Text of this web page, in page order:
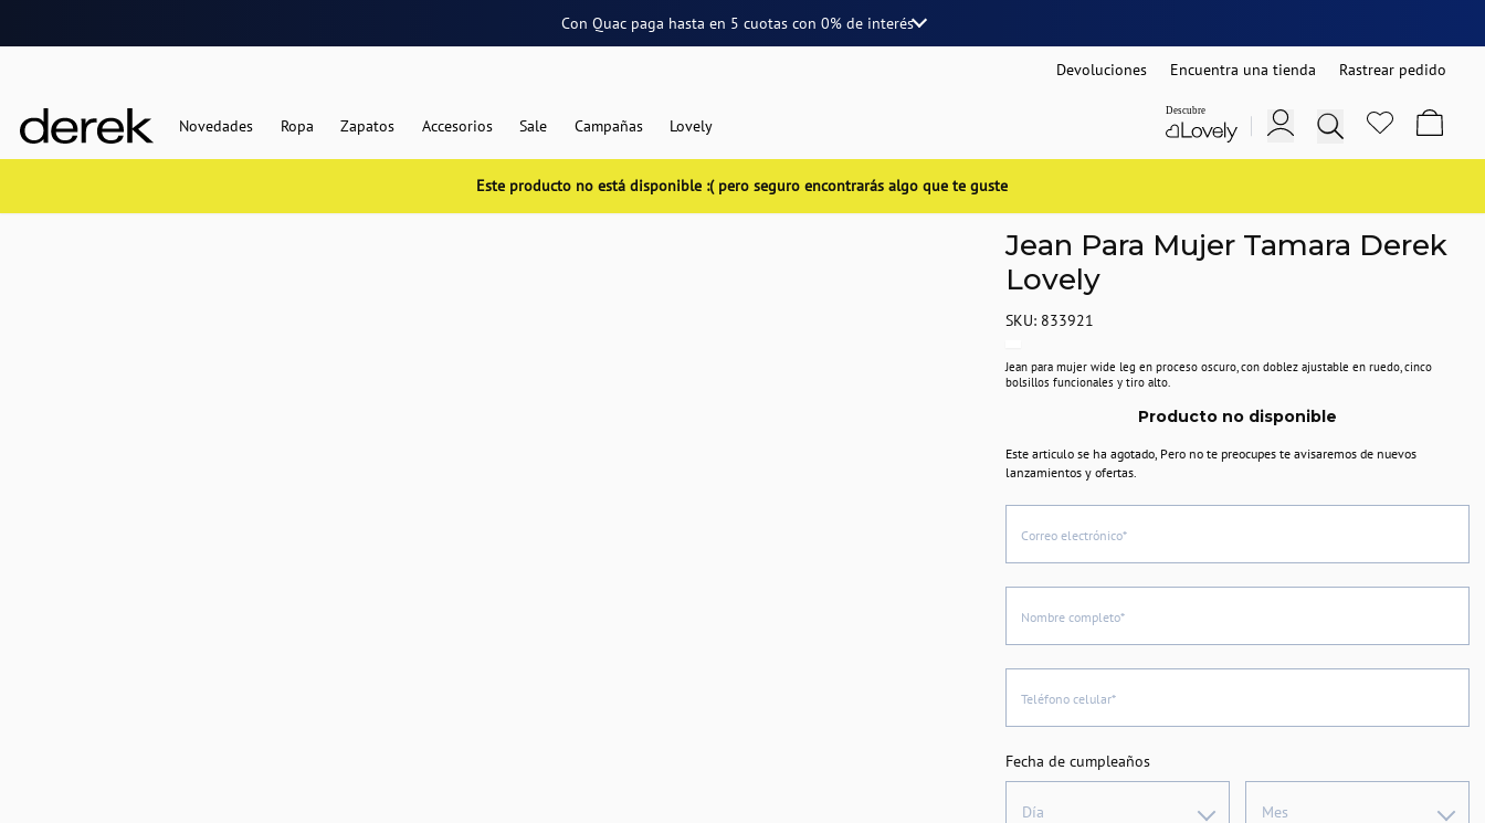
Con Quac paga hasta en 5 cuotascon 0% de interés
Devoluciones Encuentra una tienda Rastrear pedido
Novedades Ropa Zapatos Accesorios Sale Campañas Lovely
Este producto no está disponible :( pero seguro encontrarás algo que te guste
Jean Para Mujer Tamara Derek
Lovely
SKU: 833921
Jean para mujer wide leg en proceso oscuro, con doblez ajustable en ruedo, cinco
bolsillos funcionales y tiro alto.
Producto no disponible
Este articulo se ha agotado, Pero no te preocupes te avisaremos de nuevos
lanzamientos y ofertas.
Correo electrónico*
Nombre completo*
Teléfono celular*
Fecha de cumpleaños
Día Mes